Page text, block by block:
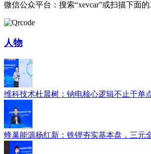
微信公众平台：搜索“xevcar”或扫描下面
人物
维科技术杜晨树：钠电核心逻辑不止于单
蜂巢能源杨红新：铁锂夯实基本盘，三元